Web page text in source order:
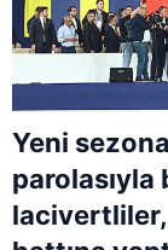
Yeni
parolasıyla